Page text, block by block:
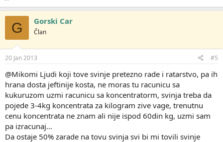
G Gorski Car
Član
20 Jan 2013 #5
@Mikomi Ljudi koji tove svinje pretezno rade i ratarstvo, pa ih
hrana dosta jeftinije kosta, ne moras tu racunicu sa
kukuruzom uzmi racunicu sa koncentratorm, svinja treba da
pojede 3-4kg koncentrata za kilogram zive vage, trenutnu
cenu koncentrata ne znam ali nije ispod 60din kg, uzmi sam
pa izracunaj...
Da ostaje 50% zarade na tovu svinja svi bi mi tovili svinje